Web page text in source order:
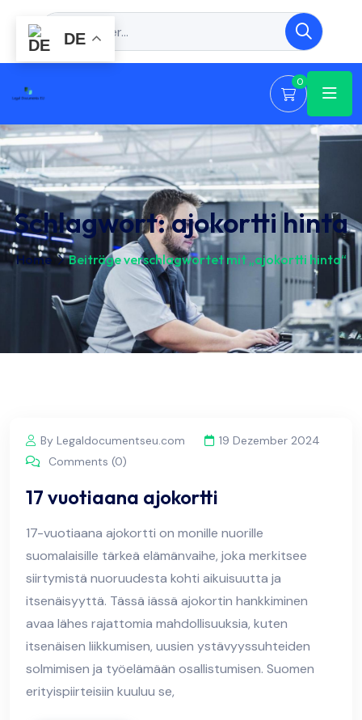
0
Schlagwort:ajokortti hinta
Home Beiträge verschlagwortet mit „ajokortti hinta“
By Legaldocumentseu.com
19 Dezember 2024
Comments (0)
17 vuotiaana ajokortti
17-vuotiaana ajokortti on monille nuorille
suomalaisille tärkeä elämänvaihe, joka merkitsee
siirtymistä nuoruudesta kohti aikuisuutta ja
itsenäisyyttä. Tässä iässä ajokortin hankkiminen
avaa lähes rajattomia mahdollisuuksia, kuten
itsenäisen liikkumisen, uusien ystävyyssuhteiden
solmimisen ja työelämään osallistumisen. Suomen
erityispiirteisiin kuuluu se,
DE